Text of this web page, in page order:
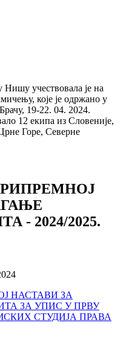
учествовала је на
које је одржано у
19-22. 04. 2024.
12 екипа из Словеније,
Горе, Северне
- 2024/2025.
НАСТАВИ ЗА
ЗА УПИС У ПРВУ
СТУДИЈА ПРАВА